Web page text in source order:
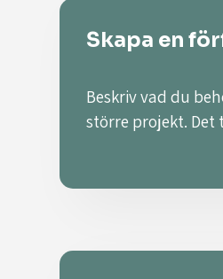
Skapa en
Beskriv vad du
större projekt.